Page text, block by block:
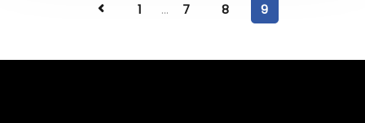
1 ... 7 8 9